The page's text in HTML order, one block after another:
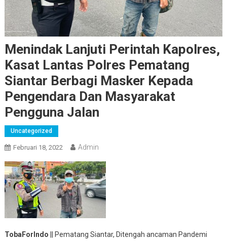
Menindak Lanjuti Perintah Kapolres,
Kasat Lantas Polres Pematang
Siantar Berbagi Masker Kepada
Pengendara Dan Masyarakat
Pengguna Jalan
Uncategorized
Februari 18, 2022 Admin
TobaForIndo || Pematang Siantar, Ditengah ancaman Pandemi